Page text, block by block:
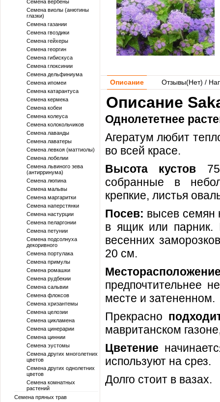
Семена вербены
Семена виолы (анютины
глазки)
Семена газании
Семена гвоздики
Семена гейхеры
Семена георгин
Семена гибискуса
Семена глоксинии
Семена дельфиниума
Семена ипомеи
Семена катарантуса
Семена кермека
Семена кобеи
Семена колеуса
Семена колокольчиков
Семена лаванды
Семена лаватеры
Семена левкоя (маттиолы)
Семена лобелии
Семена львиного зева
(антирринума)
Семена люпина
Семена мальвы
Семена маргаритки
Семена наперстянки
Семена настурции
Семена пеларгонии
Семена петунии
Семена подсолнуха
декоривного
Семена портулака
Семена примулы
Семена ромашки
Семена рудбекии
Семена сальвии
Семена флоксов
Семена хризантемы
Семена целозии
Семена цикламена
Семена цинерарии
Семена циннии
Семена эустомы
Семена других многолетних
цветов
Семена других однолетних
цветов
Семена комнатных
растений
Семена пряных трав
Описание Отзывы(Нет) /
Описание
Однолететнее
Агератум любит
во всей красе.
Высота кустов
собранные в
крепкие, листья
Посев: высев семян
в ящик или парник.
весенних
20 см.
предпочтительнее
месте и затененном.
Прекрасно
мавританском
Цветение
используют на срез.
Долго стоит в вазах.